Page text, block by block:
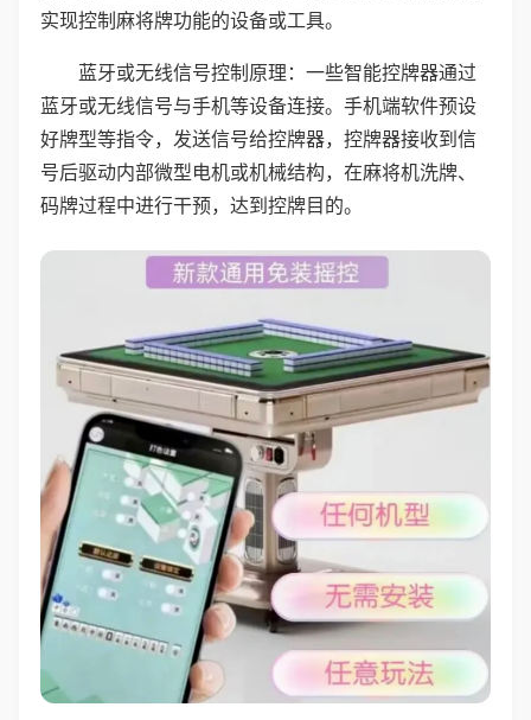
实现控制麻将牌功能的设备或工具。
蓝牙或无线信号控制原理：一些智能控牌器通过
蓝牙或无线信号与手机等设备连接。手机端软件预设
好牌型等指令，发送信号给控牌器，控牌器接收到信
号后驱动内部微型电机或机械结构，在麻将机洗牌、
码牌过程中进行干预，达到控牌目的。